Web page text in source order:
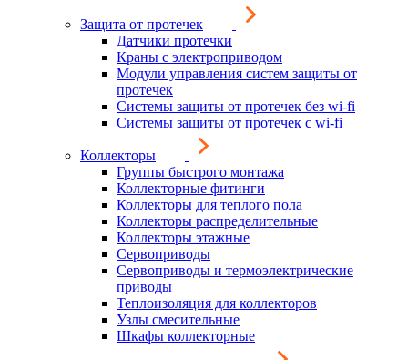
Защита от протечек
Датчики протечки
Краны с электроприводом
Модули управления систем защиты от
протечек
Системы защиты от протечек без wi-fi
Системы защиты от протечек с wi-fi
Коллекторы
Группы быстрого монтажа
Коллекторные фитинги
Коллекторы для теплого пола
Коллекторы распределительные
Коллекторы этажные
Сервоприводы
Сервоприводы и термоэлектрические
приводы
Теплоизоляция для коллекторов
Узлы смесительные
Шкафы коллекторные